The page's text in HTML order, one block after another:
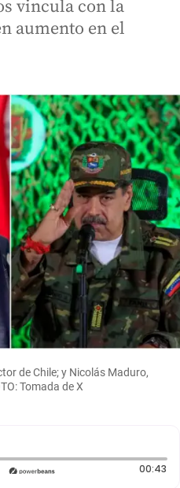
vincula con la
aumento en el
de Chile; y Nicolás Maduro,
Tomada de X
0 segundos 00:43